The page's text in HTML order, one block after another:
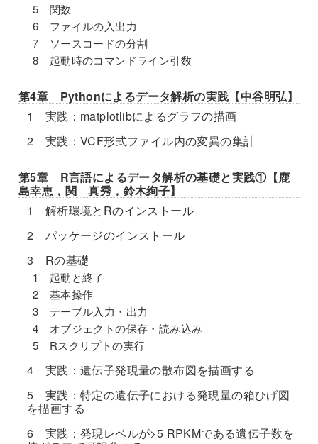
5 関数
6 ファイルの入出力
7 ソースコードの分割
8 起動時のコマンドライン引数
第4章 Pythonによるデータ解析の実践【中谷明弘】
1 実践：matplotlibによるグラフの描画
2 実践：VCF形式ファイル内の変異の集計
第5章 R言語によるデータ解析の基礎と実践①【鹿
島幸恵，関 真秀，鈴木絢子】
1 解析環境とRのインストール
2 パッケージのインストール
3 Rの基礎
1 起動と終了
2 基本操作
3 テーブル入力・出力
4 オブジェクトの保存・読み込み
5 Rスクリプトの実行
4 実践：遺伝子発現量の散布図を描画する
5 実践：特定の遺伝子における発現量の箱ひげ図
を描画する
6 実践：発現レベルが>5 RPKMである遺伝子数を